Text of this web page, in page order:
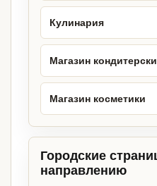
Кулинария
Магазин
Магазин косметики
Городские
направлению